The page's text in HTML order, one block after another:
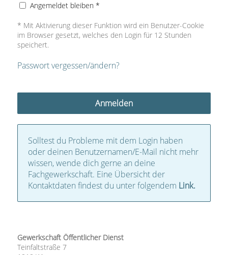
Angemeldet bleiben *
* Mit Aktivierung dieser Funktion wird ein Benutzer-Cookie
im Browser gesetzt, welches den Login für 12 Stunden
speichert.
Passwort vergessen/ändern?
Solltest du Probleme mit dem Login haben
oder deinen Benutzernamen/E-Mail nicht mehr
wissen, wende dich gerne an deine
Fachgewerkschaft. Eine Übersicht der
Kontaktdaten findest du unter folgendem Link.
Gewerkschaft Öffentlicher Dienst
Teinfaltstraße 7